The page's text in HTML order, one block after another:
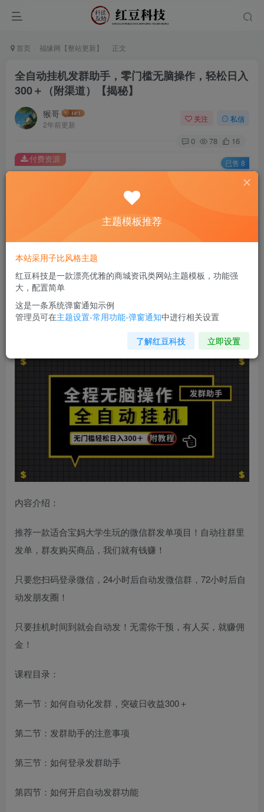
首页 福缘网【整站更新】 正文
全自动挂机发群助手，零门槛无脑操作，轻松日入
300＋（附渠道）【揭秘】
猴哥
2年前更新
关注 私信
0 78 16
此内容为付费资源，请付费后查看
￥9.9
您当前未登录！建议登陆后购买，可保存购买订单
付费资源 已售 8
全自动挂机发群助手，零门槛无脑操作，轻松日入300＋
内容介绍：
推荐一款适合宝妈大学生玩的微信群发单项目！自动往群里
发单，群友购买商品，我们就有钱赚！
只要您扫码登录微信，24小时后自动发微信群，72小时后自
动发朋友圈！
只要挂机时间到就会自动发！无需你干预，有人买，就赚佣
金！
课程目录：
第一节：如何自动化发群，突破日收益300＋
第二节：发群助手的注意事项
第三节：如何登录发群助手
第四节：如何开启自动发群功能
主题模板推荐
本站采用子比风格主题
红豆科技是一款漂亮优雅的商城资讯类网站主题模板，功能强
大，配置简单
这是一条系统弹窗通知示例
管理员可在主题设置-常用功能-弹窗通知中进行相关设置
了解红豆科技 立即设置